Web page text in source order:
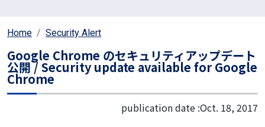
Home Security Alert
Google Chrome のセキュリティアップデート
公開 / Security update available for Google
Chrome
publication date :Oct. 18, 2017